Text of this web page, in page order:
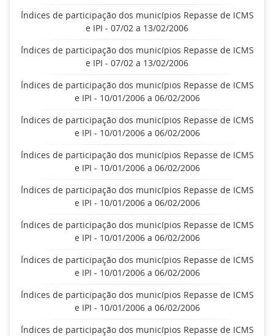
Índices de participação dos municípios Repasse de ICMS
e IPI - 07/02 a 13/02/2006
Índices de participação dos municípios Repasse de ICMS
e IPI - 07/02 a 13/02/2006
Índices de participação dos municípios Repasse de ICMS
e IPI - 10/01/2006 a 06/02/2006
Índices de participação dos municípios Repasse de ICMS
e IPI - 10/01/2006 a 06/02/2006
Índices de participação dos municípios Repasse de ICMS
e IPI - 10/01/2006 a 06/02/2006
Índices de participação dos municípios Repasse de ICMS
e IPI - 10/01/2006 a 06/02/2006
Índices de participação dos municípios Repasse de ICMS
e IPI - 10/01/2006 a 06/02/2006
Índices de participação dos municípios Repasse de ICMS
e IPI - 10/01/2006 a 06/02/2006
Índices de participação dos municípios Repasse de ICMS
e IPI - 10/01/2006 a 06/02/2006
Índices de participação dos municípios Repasse de ICMS